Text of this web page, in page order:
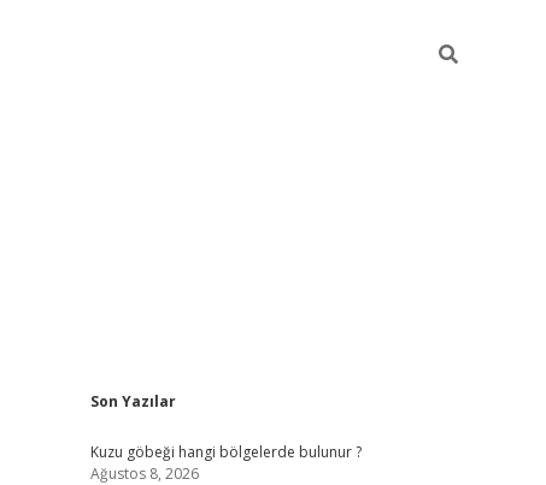
Sidebar
Son Yazılar
Kuzu göbeği hangi bölgelerde bulunur ?
Ağustos 8, 2026